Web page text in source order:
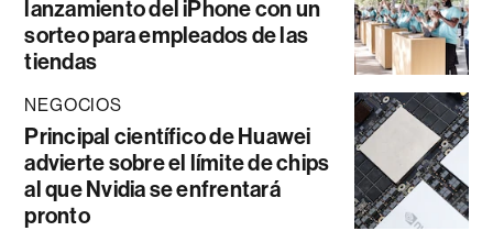
lanzamiento del iPhone con un
sorteo para empleados de las
tiendas
NEGOCIOS
Principal científico de Huawei
advierte sobre el límite de chips
al que Nvidia se enfrentará
pronto